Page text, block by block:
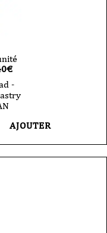
€
-
AJOUTER